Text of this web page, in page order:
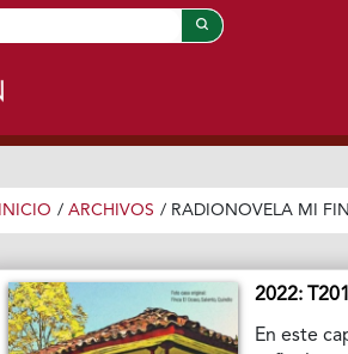
INICIO / ARCHIVOS / RADIONOVELA MI
2022:
En este